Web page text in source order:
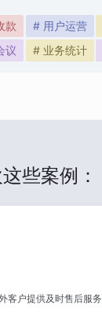
款 # 用户运营
议 # 业务统计
些案例：
客户提供及时售后服务